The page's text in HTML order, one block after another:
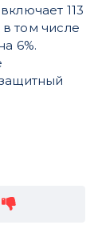
113
том числе
6%.